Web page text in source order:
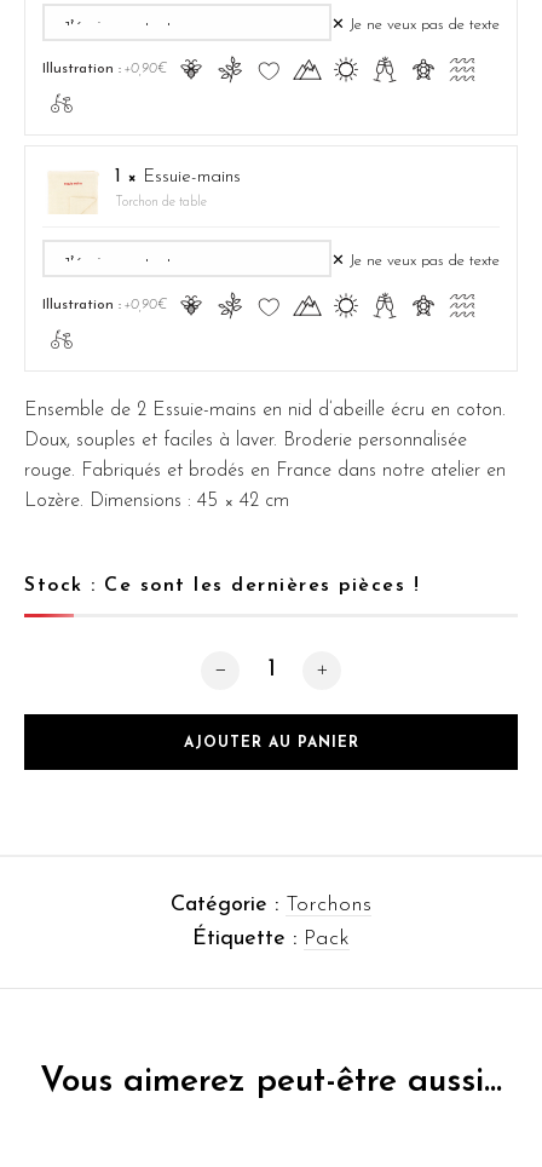
✕ Je ne veux pas de texte
Illustration : +0,90€ Ā ă Ĉ Ă ą Ć ć Ą
ā
1 × Essuie-mains
Torchon de table
✕ Je ne veux pas de texte
Illustration : +0,90€ Ā ă Ĉ Ă ą Ć ć Ą
ā
Ensemble de 2 Essuie-mains en nid d’abeille écru en coton.
Doux, souples et faciles à laver. Broderie personnalisée
rouge. Fabriqués et brodés en France dans notre atelier en
Lozère. Dimensions : 45 × 42 cm
Stock : Ce sont les dernières pièces !
quantité de Pack 2 Essuie-mains
AJOUTER AU PANIER
Catégorie : Torchons
Étiquette : Pack
Vous aimerez peut-être aussi…